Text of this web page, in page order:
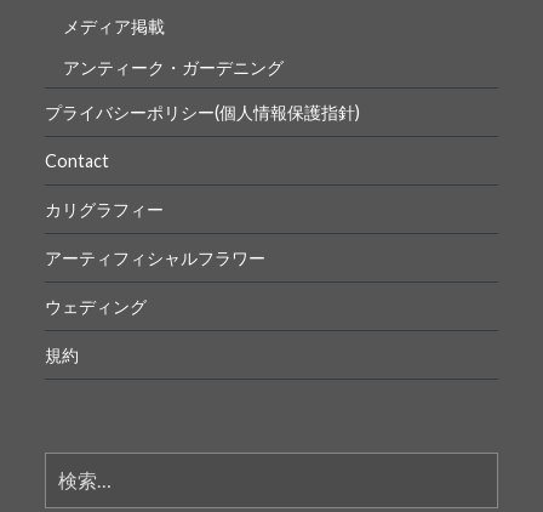
メディア掲載
アンティーク・ガーデニング
プライバシーポリシー(個人情報保護指針)
Contact
カリグラフィー
アーティフィシャルフラワー
ウェディング
規約
索: